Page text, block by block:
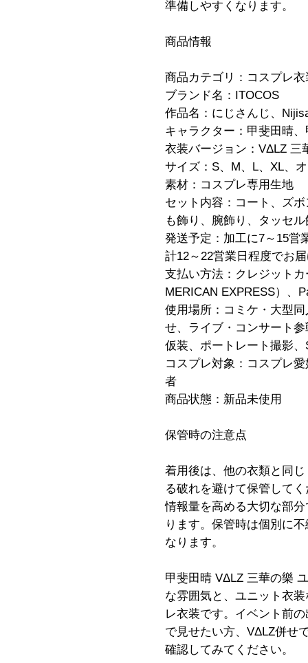
準備しやすくなります。
商品情報
商品カテゴリ：コスプレ衣
ブランド名：ITOCOS
作品名：にじさんじ、
キャラクター：甲斐田晴
衣装バージョン：VΔLZ 三
サイズ：S、M、L、XL、
素材：コスプレ専用生地
セット内容：コート、ズ
も飾り、腕飾り、タッセ
発送予定：加工に7～15営
計12～22営業日程度でお
支払い方法：クレジット
MERICAN EXPRESS）、
使用場所：コミケ・大型
せ、ライブ・コンサート
仮装、ポートレート撮影
コスプレ対象：コスプレ
者
商品状態：新品未使用
保管時の注意点
着用後は、他の衣類と同
る破れを避けて保管して
情報量を高める大切な部
ります。保管時は個別に
なります。
甲斐田晴 VΔLZ 三華の樂
な雰囲気と、ユニット衣
レ衣装です。イベント前
で見せたい方、VΔLZ併せ
確認してみてください。